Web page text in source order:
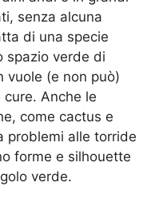
senza alcuna
di una specie
spazio verde di
vuole (e non può)
Anche le
come cactus e
problemi alle torride
forme e silhouette
verde.